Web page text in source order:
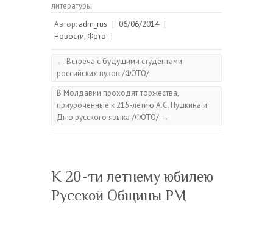
литературы
Автор: adm_rus | 06/06/2014 |
Новости, Фото |
← Встреча с будущими студентами
российских вузов /ФОТО/
В Молдавии проходят торжества,
приуроченные к 215-летию А.С. Пушкина и
Дню русского языка /ФОТО/ →
К 20-ти летнему юбилею
Русской Общины РМ